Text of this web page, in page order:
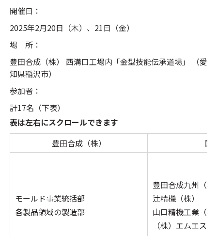
開催日：
2025年2月20日（木）、21日（金）
場 所：
豊田合成（株） 西溝口工場内「金型技能伝承道場」 （愛
知県稲沢市）
参加者：
計17名（下表）
表は左右にスクロールできます
豊田合成（株）
国
モールド事業統括部
各製品領域の製造部
豊田合成九州（株
辻精機（株）
山口精機工業（株
（株）エムエス